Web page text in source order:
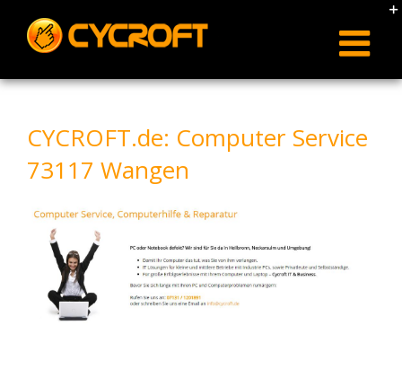
content
CYCROFT.de: Computer Service
73117 Wangen